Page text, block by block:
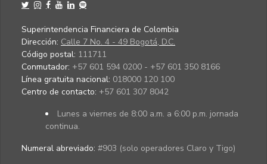
Superintendencia Financiera de Colombia
Dirección: Calle 7 No. 4 - 49 Bogotá, D.C.
Código postal: 111711
Conmutador: +57 601 594 0200 - +57 601 350 8166
Línea gratuita nacional: 018000 120 100
Centro de contacto: +57 601 307 8042
Lunes a viernes de 8:00 a.m. a 6:00 p.m. jornada
continua.
Numeral abreviado: #903 (solo operadores Claro y Tigo)